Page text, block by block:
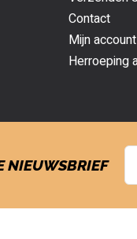
Contact
Mijn account
Herroeping
NIEUWSBRIEF